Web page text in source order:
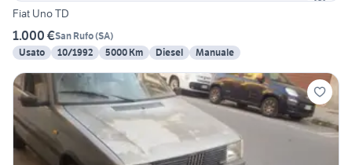
Fiat Uno TD
1.000 €San Rufo(SA)
Usato
10/1992 5000 Km Diesel Manuale